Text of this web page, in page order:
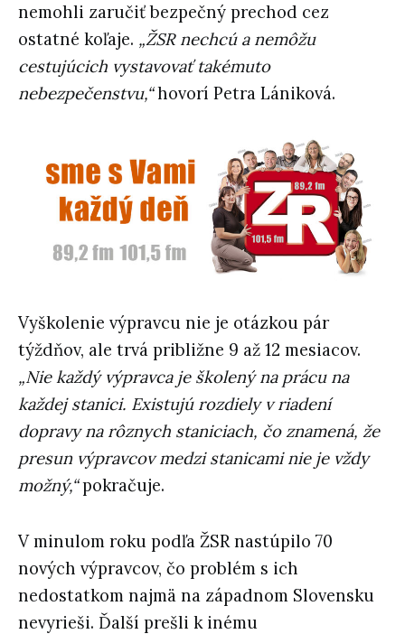
nemohli zaručiť bezpečný prechod cez
ostatné koľaje. „ŽSR nechcú a nemôžu
cestujúcich vystavovať takémuto
nebezpečenstvu,“hovorí Petra Lániková.
Vyškolenie výpravcu nie je otázkou pár
týždňov, ale trvá približne 9 až 12 mesiacov.
„Nie každý výpravca je školený na prácu na
každej stanici. Existujú rozdiely v riadení
dopravy na rôznych staniciach, čo znamená, že
presun výpravcov medzi stanicami nie je vždy
možný,“pokračuje.
V minulom roku podľa ŽSR nastúpilo 70
nových výpravcov, čo problém s ich
nedostatkom najmä na západnom Slovensku
nevyrieši. Ďalší prešli k inému